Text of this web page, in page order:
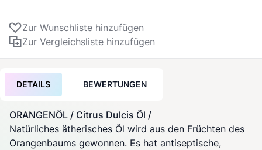
Zur Wunschliste hinzufügen
Zur Vergleichsliste hinzufügen
DETAILS BEWERTUNGEN
ORANGENÖL / Citrus Dulcis Öl /
Natürliches ätherisches Öl wird aus den Früchten des
Orangenbaums gewonnen. Es hat antiseptische,